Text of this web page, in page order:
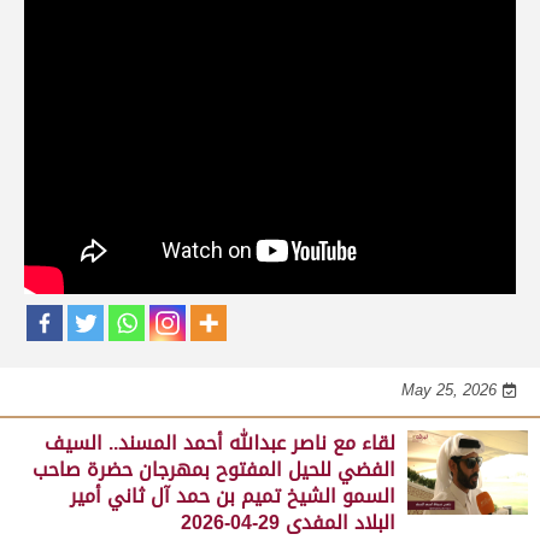
May 25, 2026
لقاء مع جابر بن سالم بن فاران.. مضمر هجن الشحانية الفائز
بالسيف الذهبي للحيل المفتوح بميدان الوثبة 22-05-2026
May 25, 2026
لقاء مع ناصر عبدالله أحمد المسند.. السيف
الفضي للحيل المفتوح بمهرجان حضرة صاحب
السمو الشيخ تميم بن حمد آل ثاني أمير
البلاد المفدى 29-04-2026